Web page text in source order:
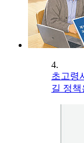
4.
초고령
길 정책